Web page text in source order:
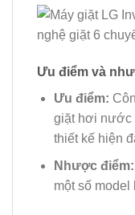
Ưu điểm và
Ưu điểm:
giặt hơi nước
thiết kế hiện
Nhược điểm:
một số